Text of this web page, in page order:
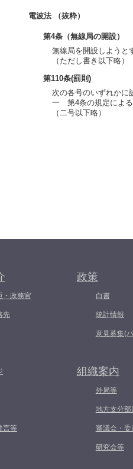
電波法 （抜粋）
第4条（無線局の開設）
無線局を開設しようと
（ただし書き以下略）
第110条(罰則)
次の各号のいずれかに
一 第4条の規定による
（二号以下略）
・政務官
先
言等
政策
白書
統計情報
意見募集(
組織案内
外局等
地方支分部
審議会・
研究会等